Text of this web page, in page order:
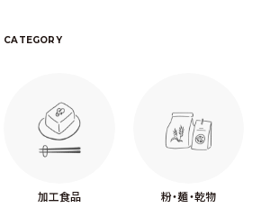
CATEGORY
加工食品 粉・麺・乾物